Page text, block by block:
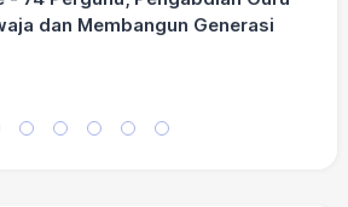
dan Membangun Generasi